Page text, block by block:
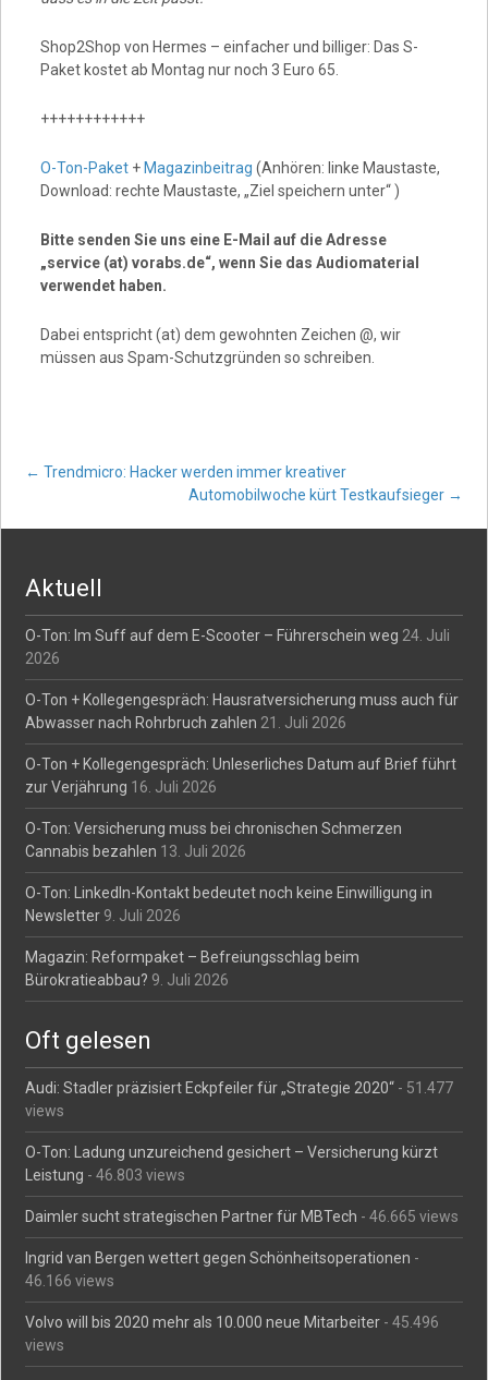
Shop2Shop von Hermes – einfacher und billiger: Das S-
Paket kostet ab Montag nur noch 3 Euro 65.
++++++++++++
O-Ton-Paket+ Magazinbeitrag (Anhören: linke Maustaste,
Download: rechte Maustaste, „Ziel speichern unter“ )
Bitte senden Sie uns eine E-Mail auf die Adresse
„service (at) vorabs.de“, wenn Sie das Audiomaterial
verwendet haben.
Dabei entspricht (at) dem gewohnten Zeichen @, wir
müssen aus Spam-Schutzgründen so schreiben.
Post
← Trendmicro: Hacker werden immer kreativer
Automobilwoche kürt Testkaufsieger →
Aktuell
O-Ton: Im Suff auf dem E-Scooter – Führerschein weg 24. Juli
2026
O-Ton + Kollegengespräch: Hausratversicherung muss auch für
Abwasser nach Rohrbruch zahlen 21. Juli 2026
O-Ton + Kollegengespräch: Unleserliches Datum auf Brief führt
zur Verjährung 16. Juli 2026
O-Ton: Versicherung muss bei chronischen Schmerzen
Cannabis bezahlen 13. Juli 2026
O-Ton: LinkedIn-Kontakt bedeutet noch keine Einwilligung in
Newsletter 9. Juli 2026
Magazin: Reformpaket – Befreiungsschlag beim
Bürokratieabbau? 9. Juli 2026
Oft gelesen
Audi: Stadler präzisiert Eckpfeiler für „Strategie 2020“ - 51.477
views
O-Ton: Ladung unzureichend gesichert – Versicherung kürzt
Leistung - 46.803 views
Daimler sucht strategischen Partner für MBTech - 46.665 views
Ingrid van Bergen wettert gegen Schönheitsoperationen -
46.166 views
Volvo will bis 2020 mehr als 10.000 neue Mitarbeiter - 45.496
views